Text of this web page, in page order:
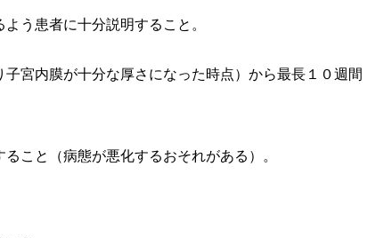
う患者に十分説明すること。
こと（病態が悪化するおそれがある）。
宮内膜が十分な厚さになった時点）から最長１０週間